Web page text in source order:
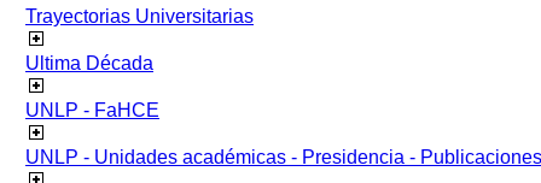
Trayectorias Universitarias
Ultima Década
UNLP - FaHCE
UNLP - Unidades académicas - Presidencia - Publicaciones